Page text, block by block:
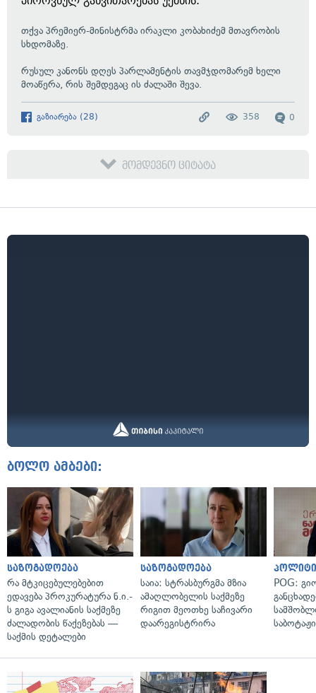
თქვა პრემიერ-მინისტრმა ირაკლი კობახიძემ მთავრობის
სხდომაზე.
რუსულ კანონს დღეს პარლამენტის თავმჯდომარემ ხელი
მოაწერა, რის შემდეგაც ის ძალაში შევა.
გაზიარება (28) 0
358
მომდევნო ციტატა
ბოლო ამბები:
საზოგადოება
რა მტკიცებულებებით
ედავება პროკურატურა ნ.ი.-
ს გიგა ავალიანის საქმეზე
ძალადობის წაქეზებას —
საქმის დეტალები
საზოგადოება
საია: სტრასბურგმა მზია
ამაღლობელის საქმეზე
რიგით მეოთხე საჩივარი
დაარეგისტრირა
POG: